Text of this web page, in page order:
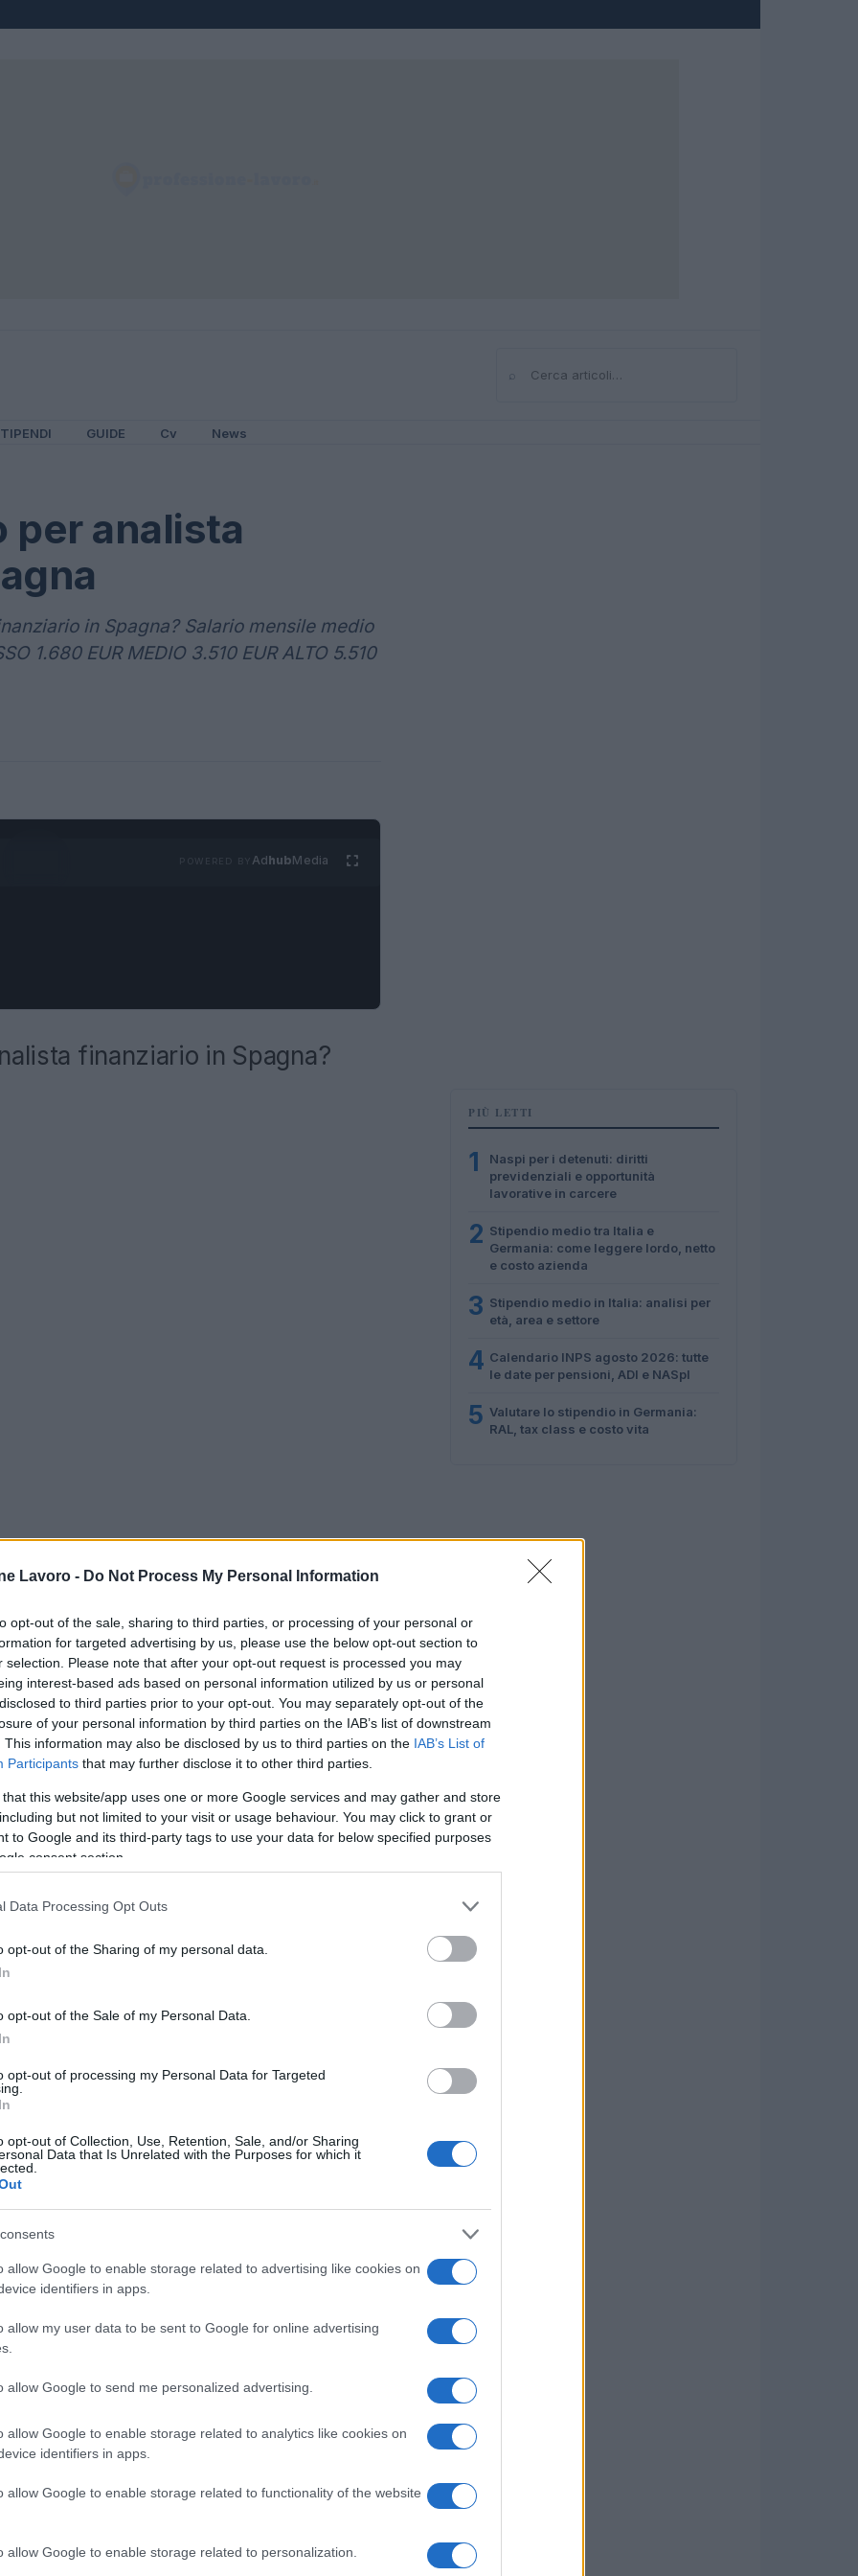
Lavoro - Do Not Process My Personal Information
opt-out of the sale, sharing to third parties, or processing of your personal or
for targeted advertising by us, please use the below opt-out section to
selection. Please note that after your opt-out request is processed you may
interest-based ads based on personal information utilized by us or personal
to third parties prior to your opt-out. You may separately opt-out of the
of your personal information by third parties on the IAB’s list of downstream
This information may also be disclosed by us to third parties on the IAB’s List of
Participants that may further disclose it to other third parties.
that this website/app uses one or more Google services and may gather and store
but not limited to your visit or usage behaviour. You may click to grant or
to Google and its third-party tags to use your data for below specified purposes
consent section.
Data Processing Opt Outs
opt-out of the Sharing of my personal data.
opt-out of the Sale of my Personal Data.
opt-out of processing my Personal Data for Targeted
opt-out of Collection, Use, Retention, Sale, and/or Sharing
Data that Is Unrelated with the Purposes for which it
allow Google to enable storage related to advertising like cookies on
identifiers in apps.
allow my user data to be sent to Google for online advertising
allow Google to send me personalized advertising.
allow Google to enable storage related to analytics like cookies on
identifiers in apps.
allow Google to enable storage related to functionality of the website
allow Google to enable storage related to personalization.
⌕Cerca
GUIDE Cv News
per analista
in Spagna? Salario mensile medio
1.680 EUR MEDIO 3.510 EUR ALTO 5.510
AdhubMedia
finanziario in Spagna?
finanziarioinSpagnaguadagna in genere
da
include alloggio, trasporti e altri benefici. Gli
in base all’esperienza, alle
seguito troverai una ripartizione dettagliata
analisti finanziari in Spagna
PIÙ LETTI
1
Naspi per i detenuti: diritti
previdenziali e opportunità
lavorative in carcere
2 Stipendio medio tra Italia e
Germania: come leggere lordo, netto
e costo azienda
3 Stipendio medio in Italia: analisi per
età, area e settore
4 Calendario INPS agosto 2026: tutte
le date per pensioni, ADI e NASpI
5 Valutare lo stipendio in Germania:
RAL, tax class e costo vita